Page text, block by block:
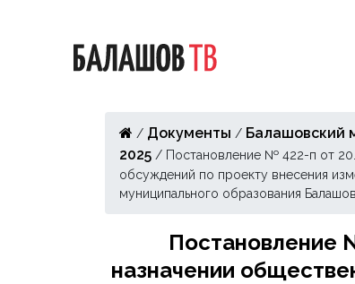
/ Документы / Балашовский
2025 / Постановление № 422-п от
обсуждений по проекту внесения
муниципального образования
Постановление
назначении